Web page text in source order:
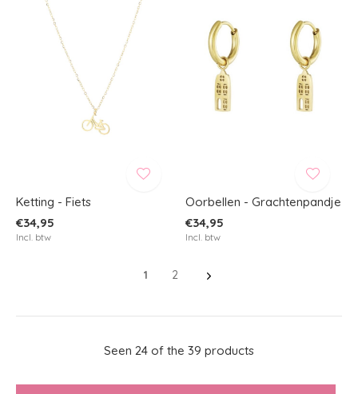
Ketting - Fiets
€34,95
Incl. btw
Oorbellen - Grachtenpandje
€34,95
Incl. btw
1 2
Seen 24 of the 39 products